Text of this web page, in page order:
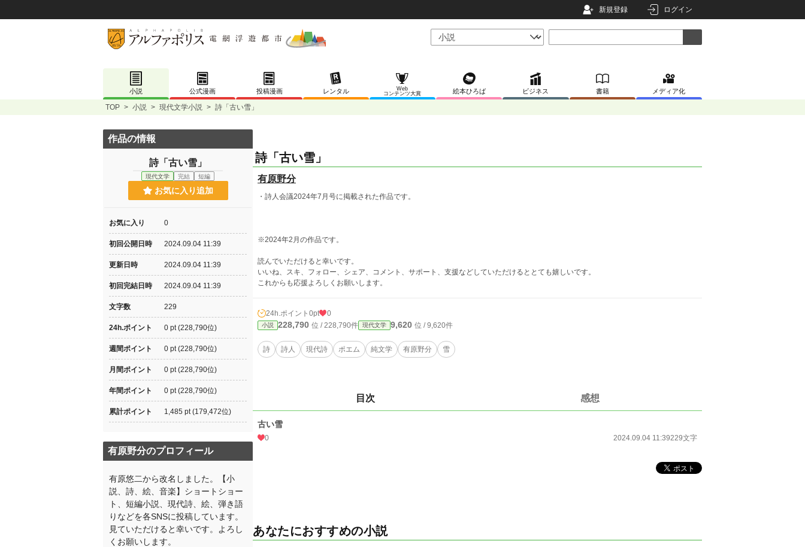
新規登録 ログイン
小説 公式漫画 投稿漫画 レンタル
Web
コンテンツ大賞
絵本ひろば ビジネス 書籍 メディア化
TOP > 小説 > 現代文学小説 > 詩「古い雪」
詩「古い雪」
有原野分
・詩人会議2024年7月号に掲載された作品です。
※2024年2月の作品です。
読んでいただけると幸いです。
いいね、スキ、フォロー、シェア、コメント、サポート、支援などしていただけるととても嬉しいです。
これからも応援よろしくお願いします。
24h.ポイント 0pt 0
小説 228,790 位 / 228,790件 現代文学 9,620 位 / 9,620件
詩 詩人 現代詩 ポエム 純文学 有原野分 雪
目次 感想
古い雪
0 2024.09.04 11:39229文字
あなたにおすすめの小説
作品の情報
詩「古い雪」
現代文学 完結 短編
お気に入り追加
お気に入り 0
初回公開日時 2024.09.04 11:39
更新日時 2024.09.04 11:39
初回完結日時 2024.09.04 11:39
文字数 229
24h.ポイント 0 pt (228,790位)
週間ポイント 0 pt (228,790位)
月間ポイント 0 pt (228,790位)
年間ポイント 0 pt (228,790位)
累計ポイント 1,485 pt (179,472位)
有原野分のプロフィール
有原悠二から改名しました。【小
説、詩、絵、音楽】ショートショー
ト、短編小説、現代詩、絵、弾き語
りなどを各SNSに投稿しています。
見ていただけると幸いです。よろし
くお願いします。